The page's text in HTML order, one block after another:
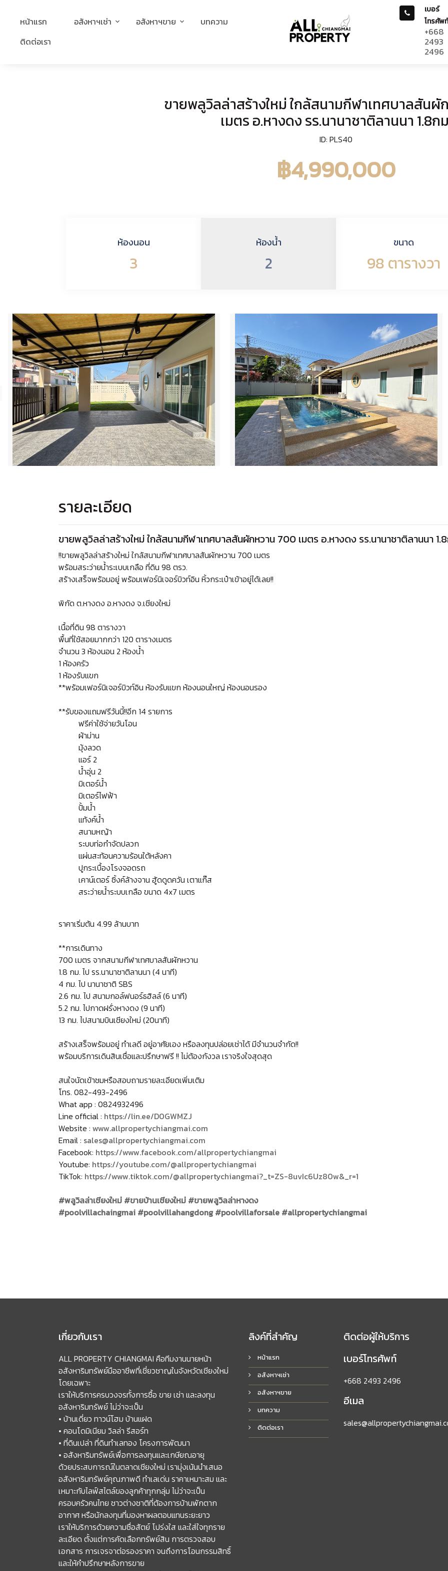
หน้าแรก อสังหาฯเช่า อสังหาฯขาย
บทความ
ติดต่อเรา
เบอร์
โทรศัพท์
+668
2493
2496
ขายพลูวิลล่าสร้างใหม่ ใกล้สนามกีฬาเทศบาลสันผั
เมตร อ.หางดง รร.นานาชาติลานนา 1.8ก
ID: PLS40
฿4,990,000
ห้องนอน
3
ห้องน้ำ
2
ขนาด
98 ตารางวา
รายละเอียด
ขายพลูวิลล่าสร้างใหม่ ใกล้สนามกีฬาเทศบาลสันผักหวาน 700 เมตร อ.หางดง รร.นานาชาติลานนา
!!ขายพลูวิลล่าสร้างใหม่ ใกล้สนามกีฬาเทศบาลสันผักหวาน 700 เมตร
พร้อมสระว่ายน้ำระเบบเกลือ ที่ดิน 98 ตรว.
สร้างเสร็จพร้อมอยู่ พร้อมเฟอร์นิเจอร์บิวท์อิน หิ้วกระเป๋าเข้าอยู่ได้เลย!!
พิกัด ต.หางดง อ.หางดง จ.เชียงใหม่
เนื้อที่ดิน 98 ตารางวา
พื้นที่ใช้สอยมากกว่า 120 ตารางเมตร
จำนวน 3 ห้องนอน 2 ห้องน้ำ
1 ห้องครัว
1 ห้องรับแขก
**พร้อมเฟอร์นิเจอร์บิวท์อิน ห้องรับแขก ห้องนอนใหญ่ ห้องนอนรอง
**รับของแถมฟรีวันนี้!!อีก 14 รายการ
ฟรีค่าใช้จ่ายวันโอน
ผ้าม่าน
มุ้งลวด
แอร์ 2
น้ำอุ่น 2
มิเตอร์น้ำ
มิเตอร์ไฟฟ้า
ปั้มน้ำ
แท้งค์น้ำ
สนามหญ้า
ระบบท่อกำจัดปลวก
แผ่นสะท้อนความร้อนใต้หลังคา
ปูกระเบื้องโรงจอดรถ
เคาน์เตอร์ ซิ้งค์ล้างจาน ฮู้ดดูดควัน เตาแก๊ส
สระว่ายน้ำระบบเกลือ ขนาด 4x7 เมตร
ราคาเริ่มต้น 4.99 ล้านบาท
**การเดินทาง
700 เมตร จากสนามกีฬาเทศบาลสันผักหวาน
1.8 กม. ไป รร.นานาชาติลานนา (4 นาที)
4 กม. ไป นานาชาติ SBS
2.6 กม. ไป สนามกอล์ฟนอร์ธฮิลล์ (6 นาที)
5.2 กม. ไปกาดฝรั่งหางดง (9 นาที)
13 กม. ไปสนามบินเชียงใหม่ (20นาที)
สร้างเสร็จพร้อมอยู่ ทำเลดี อยู่อาศัยเอง หรือลงทุนปล่อยเช่าได้ มีจำนวนจำกัด!!
พร้อมบริการเดินสินเชื่อและปรึกษาฟรี !! ไม่ต้องกังวล เราจริงใจสุดสุด
สนใจนัดเข้าชมหรือสอบถามรายละเอียดเพิ่มเติม
โทร. 082-493-2496
What app : 0824932496
Line official : https://lin.ee/D0GWMZJ
Website : www.allpropertychiangmai.com
Email : sales@allpropertychiangmai.com
Facebook: https://www.facebook.com/allpropertychiangmai
Youtube: https://youtube.com/@allpropertychiangmai
TikTok: https://www.tiktok.com/@allpropertychiangmai?_t=ZS-8uvIc6Uz80w&_r=1
#พลูวิลล่าเชียงใหม่ #ขายบ้านเชียงใหม่ #ขายพลูวิลล่าหางดง
#poolvillachaingmai #poolvillahangdong #poolvillaforsale #allpropertychiangmai
เกี่ยวกับเรา
ALL PROPERTY CHIANGMAI คือทีมงานนายหน้า
อสังหาริมทรัพย์มืออาชีพที่เชี่ยวชาญในจังหวัดเชียงใหม่
โดยเฉพาะ
เราให้บริการครบวงจรทั้งการซื้อ ขาย เช่า และลงทุน
อสังหาริมทรัพย์ ไม่ว่าจะเป็น
• บ้านเดี่ยว ทาวน์โฮม บ้านแฝด
• คอนโดมิเนียม วิลล่า รีสอร์ท
• ที่ดินเปล่า ที่ดินทำเลทอง โครงการพัฒนา
• อสังหาริมทรัพย์เพื่อการลงทุนและเกษียณอายุ
ด้วยประสบการณ์ในตลาดเชียงใหม่ เรามุ่งเน้นนำเสนอ
อสังหาริมทรัพย์คุณภาพดี ทำเลเด่น ราคาเหมาะสม และ
เหมาะกับไลฟ์สไตล์ของลูกค้าทุกกลุ่ม ไม่ว่าจะเป็น
ครอบครัวคนไทย ชาวต่างชาติที่ต้องการบ้านพักตาก
อากาศ หรือนักลงทุนที่มองหาผลตอบแทนระยะยาว
เราให้บริการด้วยความซื่อสัตย์ โปร่งใส และใส่ใจทุกราย
ละเอียด ตั้งแต่การคัดเลือกทรัพย์สิน การตรวจสอบ
เอกสาร การเจรจาต่อรองราคา จนถึงการโอนกรรมสิทธิ์
และให้คำปรึกษาหลังการขาย
ลิงค์ที่สำคัญ
หน้าแรก
อสังหาฯเช่า
อสังหาฯขาย
บทความ
ติดต่อเรา
ติดต่อผู้ให้บริการ
เบอร์โทรศัพท์
+668 2493 2496
อีเมล